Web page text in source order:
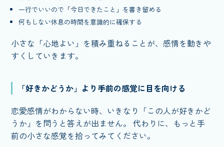
一行でいいので「今日できたこと」を書き留める
何もしない休息の時間を意識的に確保する
小さな「心地よい」を積み重ねることが、感情を動きや
すくしていきます。
「好きかどうか」より手前の感覚に目を向ける
恋愛感情がわからない時、いきなり「この人が好きかど
うか」を問うと答えが出ません。 代わりに、もっと手
前の小さな感覚を拾ってみてください。